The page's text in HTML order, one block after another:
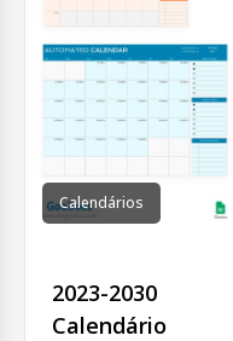
Calendários
2023-2030
Calendário